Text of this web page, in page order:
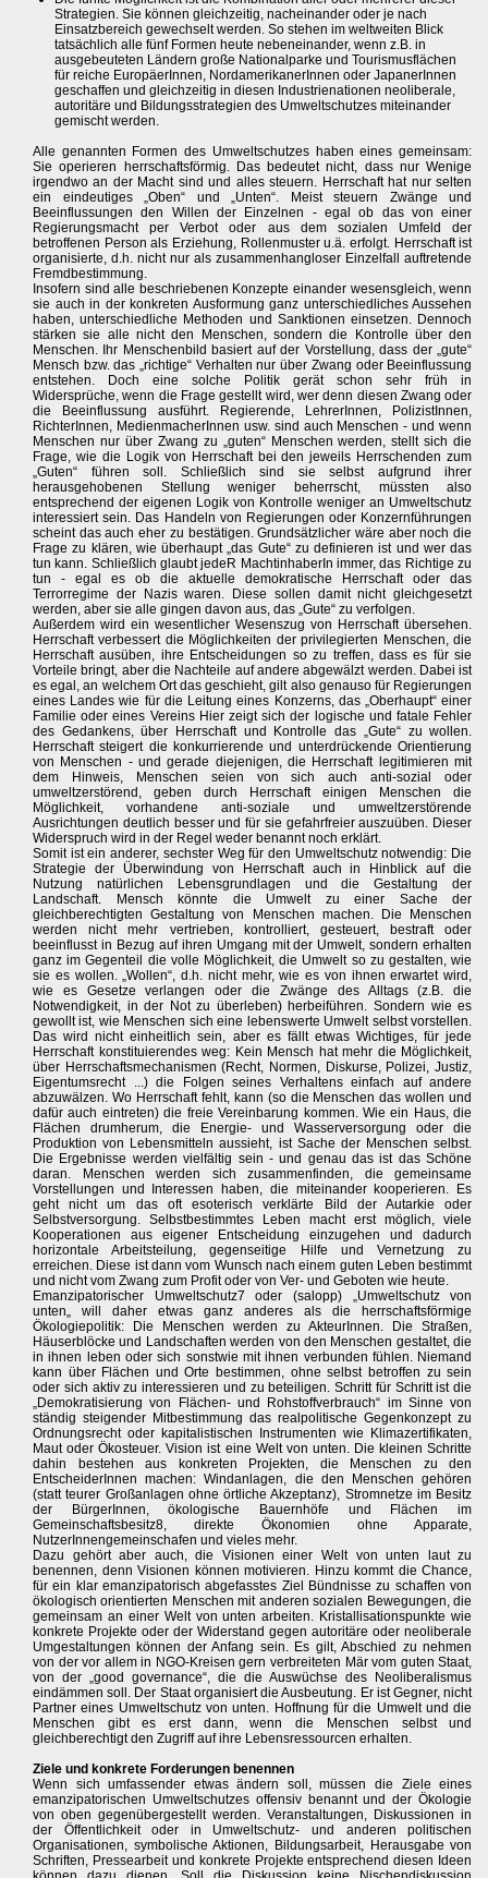
Strategien. Sie können gleichzeitig, nacheinander oder je nach
Einsatzbereich gewechselt werden. So stehen im weltweiten Blick
tatsächlich alle fünf Formen heute nebeneinander, wenn z.B. in
ausgebeuteten Ländern große Nationalparke und Tourismusflächen
für reiche EuropäerInnen, NordamerikanerInnen oder JapanerInnen
geschaffen und gleichzeitig in diesen Industrienationen neoliberale,
autoritäre und Bildungsstrategien des Umweltschutzes miteinander
gemischt werden.
Alle genannten Formen des Umweltschutzes haben eines gemeinsam:
Sie operieren herrschaftsförmig. Das bedeutet nicht, dass nur Wenige
irgendwo an der Macht sind und alles steuern. Herrschaft hat nur selten
ein eindeutiges „Oben“ und „Unten“. Meist steuern Zwänge und
Beeinflussungen den Willen der Einzelnen - egal ob das von einer
Regierungsmacht per Verbot oder aus dem sozialen Umfeld der
betroffenen Person als Erziehung, Rollenmuster u.ä. erfolgt. Herrschaft ist
organisierte, d.h. nicht nur als zusammenhangloser Einzelfall auftretende
Fremdbestimmung.
Insofern sind alle beschriebenen Konzepte einander wesensgleich, wenn
sie auch in der konkreten Ausformung ganz unterschiedliches Aussehen
haben, unterschiedliche Methoden und Sanktionen einsetzen. Dennoch
stärken sie alle nicht den Menschen, sondern die Kontrolle über den
Menschen. Ihr Menschenbild basiert auf der Vorstellung, dass der „gute“
Mensch bzw. das „richtige“ Verhalten nur über Zwang oder Beeinflussung
entstehen. Doch eine solche Politik gerät schon sehr früh in
Widersprüche, wenn die Frage gestellt wird, wer denn diesen Zwang oder
die Beeinflussung ausführt. Regierende, LehrerInnen, PolizistInnen,
RichterInnen, MedienmacherInnen usw. sind auch Menschen - und wenn
Menschen nur über Zwang zu „guten“ Menschen werden, stellt sich die
Frage, wie die Logik von Herrschaft bei den jeweils Herrschenden zum
„Guten“ führen soll. Schließlich sind sie selbst aufgrund ihrer
herausgehobenen Stellung weniger beherrscht, müssten also
entsprechend der eigenen Logik von Kontrolle weniger an Umweltschutz
interessiert sein. Das Handeln von Regierungen oder Konzernführungen
scheint das auch eher zu bestätigen. Grundsätzlicher wäre aber noch die
Frage zu klären, wie überhaupt „das Gute“ zu definieren ist und wer das
tun kann. Schließlich glaubt jedeR MachtinhaberIn immer, das Richtige zu
tun - egal es ob die aktuelle demokratische Herrschaft oder das
Terrorregime der Nazis waren. Diese sollen damit nicht gleichgesetzt
werden, aber sie alle gingen davon aus, das „Gute“ zu verfolgen.
Außerdem wird ein wesentlicher Wesenszug von Herrschaft übersehen.
Herrschaft verbessert die Möglichkeiten der privilegierten Menschen, die
Herrschaft ausüben, ihre Entscheidungen so zu treffen, dass es für sie
Vorteile bringt, aber die Nachteile auf andere abgewälzt werden. Dabei ist
es egal, an welchem Ort das geschieht, gilt also genauso für Regierungen
eines Landes wie für die Leitung eines Konzerns, das „Oberhaupt“ einer
Familie oder eines Vereins Hier zeigt sich der logische und fatale Fehler
des Gedankens, über Herrschaft und Kontrolle das „Gute“ zu wollen.
Herrschaft steigert die konkurrierende und unterdrückende Orientierung
von Menschen - und gerade diejenigen, die Herrschaft legitimieren mit
dem Hinweis, Menschen seien von sich auch anti-sozial oder
umweltzerstörend, geben durch Herrschaft einigen Menschen die
Möglichkeit, vorhandene anti-soziale und umweltzerstörende
Ausrichtungen deutlich besser und für sie gefahrfreier auszuüben. Dieser
Widerspruch wird in der Regel weder benannt noch erklärt.
Somit ist ein anderer, sechster Weg für den Umweltschutz notwendig: Die
Strategie der Überwindung von Herrschaft auch in Hinblick auf die
Nutzung natürlichen Lebensgrundlagen und die Gestaltung der
Landschaft. Mensch könnte die Umwelt zu einer Sache der
gleichberechtigten Gestaltung von Menschen machen. Die Menschen
werden nicht mehr vertrieben, kontrolliert, gesteuert, bestraft oder
beeinflusst in Bezug auf ihren Umgang mit der Umwelt, sondern erhalten
ganz im Gegenteil die volle Möglichkeit, die Umwelt so zu gestalten, wie
sie es wollen. „Wollen“, d.h. nicht mehr, wie es von ihnen erwartet wird,
wie es Gesetze verlangen oder die Zwänge des Alltags (z.B. die
Notwendigkeit, in der Not zu überleben) herbeiführen. Sondern wie es
gewollt ist, wie Menschen sich eine lebenswerte Umwelt selbst vorstellen.
Das wird nicht einheitlich sein, aber es fällt etwas Wichtiges, für jede
Herrschaft konstituierendes weg: Kein Mensch hat mehr die Möglichkeit,
über Herrschaftsmechanismen (Recht, Normen, Diskurse, Polizei, Justiz,
Eigentumsrecht ...) die Folgen seines Verhaltens einfach auf andere
abzuwälzen. Wo Herrschaft fehlt, kann (so die Menschen das wollen und
dafür auch eintreten) die freie Vereinbarung kommen. Wie ein Haus, die
Flächen drumherum, die Energie- und Wasserversorgung oder die
Produktion von Lebensmitteln aussieht, ist Sache der Menschen selbst.
Die Ergebnisse werden vielfältig sein - und genau das ist das Schöne
daran. Menschen werden sich zusammenfinden, die gemeinsame
Vorstellungen und Interessen haben, die miteinander kooperieren. Es
geht nicht um das oft esoterisch verklärte Bild der Autarkie oder
Selbstversorgung. Selbstbestimmtes Leben macht erst möglich, viele
Kooperationen aus eigener Entscheidung einzugehen und dadurch
horizontale Arbeitsteilung, gegenseitige Hilfe und Vernetzung zu
erreichen. Diese ist dann vom Wunsch nach einem guten Leben bestimmt
und nicht vom Zwang zum Profit oder von Ver- und Geboten wie heute.
Emanzipatorischer Umweltschutz7 oder (salopp) „Umweltschutz von
unten„ will daher etwas ganz anderes als die herrschaftsförmige
Ökologiepolitik: Die Menschen werden zu AkteurInnen. Die Straßen,
Häuserblöcke und Landschaften werden von den Menschen gestaltet, die
in ihnen leben oder sich sonstwie mit ihnen verbunden fühlen. Niemand
kann über Flächen und Orte bestimmen, ohne selbst betroffen zu sein
oder sich aktiv zu interessieren und zu beteiligen. Schritt für Schritt ist die
„Demokratisierung von Flächen- und Rohstoffverbrauch“ im Sinne von
ständig steigender Mitbestimmung das realpolitische Gegenkonzept zu
Ordnungsrecht oder kapitalistischen Instrumenten wie Klimazertifikaten,
Maut oder Ökosteuer. Vision ist eine Welt von unten. Die kleinen Schritte
dahin bestehen aus konkreten Projekten, die Menschen zu den
EntscheiderInnen machen: Windanlagen, die den Menschen gehören
(statt teurer Großanlagen ohne örtliche Akzeptanz), Stromnetze im Besitz
der BürgerInnen, ökologische Bauernhöfe und Flächen im
Gemeinschaftsbesitz8, direkte Ökonomien ohne Apparate,
NutzerInnengemeinschafen und vieles mehr.
Dazu gehört aber auch, die Visionen einer Welt von unten laut zu
benennen, denn Visionen können motivieren. Hinzu kommt die Chance,
für ein klar emanzipatorisch abgefasstes Ziel Bündnisse zu schaffen von
ökologisch orientierten Menschen mit anderen sozialen Bewegungen, die
gemeinsam an einer Welt von unten arbeiten. Kristallisationspunkte wie
konkrete Projekte oder der Widerstand gegen autoritäre oder neoliberale
Umgestaltungen können der Anfang sein. Es gilt, Abschied zu nehmen
von der vor allem in NGO-Kreisen gern verbreiteten Mär vom guten Staat,
von der „good governance“, die die Auswüchse des Neoliberalismus
eindämmen soll. Der Staat organisiert die Ausbeutung. Er ist Gegner, nicht
Partner eines Umweltschutz von unten. Hoffnung für die Umwelt und die
Menschen gibt es erst dann, wenn die Menschen selbst und
gleichberechtigt den Zugriff auf ihre Lebensressourcen erhalten.
Ziele und konkrete Forderungen benennen
Wenn sich umfassender etwas ändern soll, müssen die Ziele eines
emanzipatorischen Umweltschutzes offensiv benannt und der Ökologie
von oben gegenübergestellt werden. Veranstaltungen, Diskussionen in
der Öffentlichkeit oder in Umweltschutz- und anderen politischen
Organisationen, symbolische Aktionen, Bildungsarbeit, Herausgabe von
Schriften, Pressearbeit und konkrete Projekte entsprechend diesen Ideen